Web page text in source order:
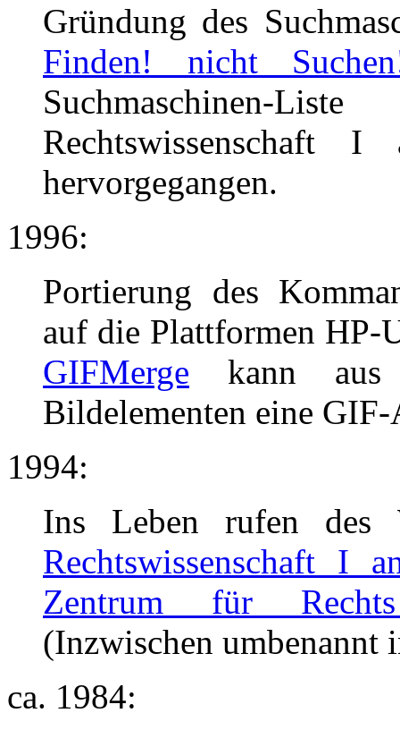
Gründung des
Finden! nicht
Rechtswissenschaft
hervorgegangen.
1996:
Portierung des
auf die Plattformen
GIFMerge kann aus
Bildelementen eine
1994:
Ins Leben rufen des
Rechtswissenschaft I
Zentrum für
(Inzwischen umbenannt
ca. 1984: